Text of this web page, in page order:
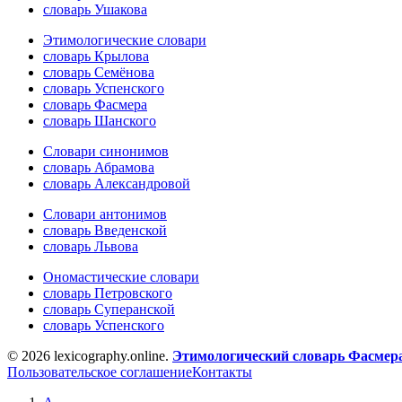
словарь Ушакова
Этимологические словари
словарь Крылова
словарь Семёнова
словарь Успенского
словарь Фасмера
словарь Шанского
Словари синонимов
словарь Абрамова
словарь Александровой
Словари антонимов
словарь Введенской
словарь Львова
Ономастические словари
словарь Петровского
словарь Суперанской
словарь Успенского
© 2026 lexicography.online. Этимологический словарь
Пользовательское соглашениеКонтакты